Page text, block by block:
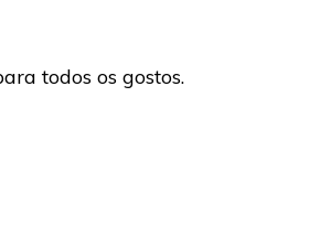
todos os gostos.